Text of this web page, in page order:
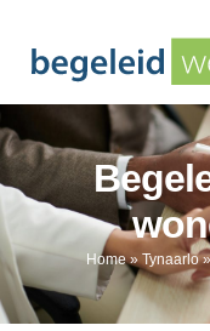
Home»Tynaarlo